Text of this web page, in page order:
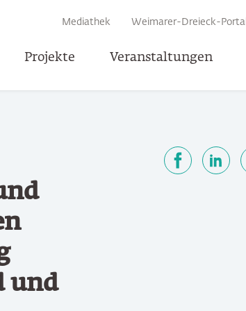
Mediathek Weimarer-Dreieck-Portal
Projekte Veranstaltungen
und